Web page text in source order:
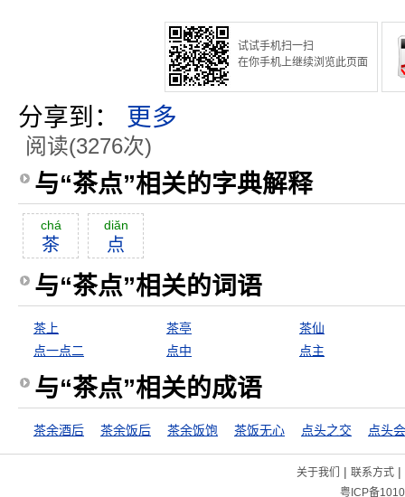
试试手机扫一扫
在你手机上继续浏览此页面
分享到： 更多
阅读(3276次)
与“茶点”相关的字典解释
chá
茶
diăn
点
与“茶点”相关的词语
茶上 茶亭
茶仙
点一点二
点中 点主
与“茶点”相关的成语
茶余酒后 茶余饭后 茶余饭饱 茶饭无心 点头之交 点头
关于我们 | 联系方式|
粤ICP备